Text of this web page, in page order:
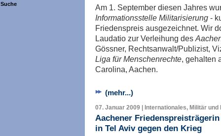
Suche
Am 1. September diesen Jahres
Informationsstelle Militarisierung -
Friedenspreis ausgezeichnet. Wir
Laudatio zur Verleihung des
Gössner, Rechtsanwalt/Publizist,
Liga für Menschenrechte, gehalten
Carolina, Aachen.
(mehr...)
07. Januar 2009 | Internationales, Militär und
Aachener
in Tel Aviv gegen den Krieg